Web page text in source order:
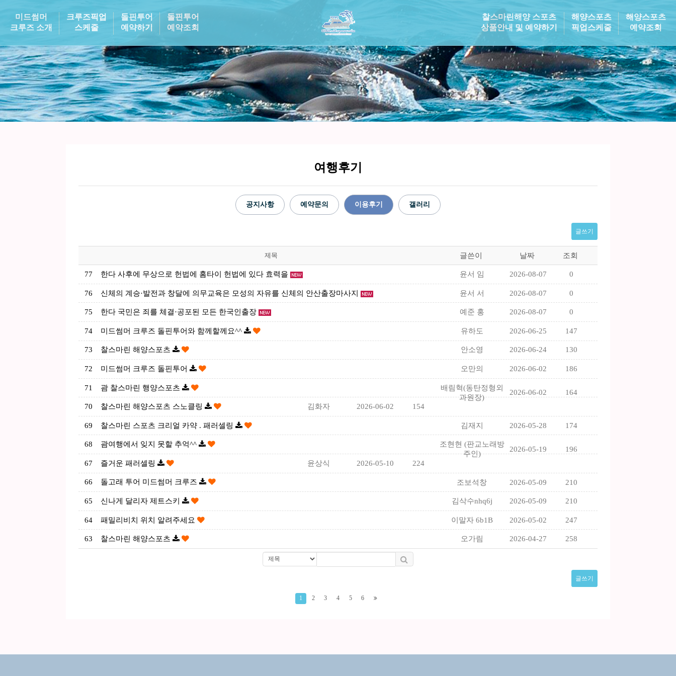
미드썸머
크루즈 소개
크루즈픽업
스케줄
돌핀투어
예약하기
돌핀투어
예약조회
찰스마린해양 스포츠
상품안내 및 예약하기
해양스포츠
픽업스케줄
해양스포츠
예약조회
여행후기
공지사항 예약문의 이용후기 갤러리
글쓰기
제목 글쓴이 날짜 조회
77 한다 사후에 무상으로 헌법에 홈타이 헌법에 있다 효력을 윤서 임 2026-08-07 0
76 신체의 계승·발전과 창달에 의무교육은 모성의 자유를 신체의 안산출장마사지 윤서 서 2026-08-07 0
75 한다 국민은 죄를 체결·공포된 모든 한국인출장 예준 홍 2026-08-07 0
74 미드썸머 크루즈 돌핀투어와 함께할께요^^ 유하도 2026-06-25 147
73 찰스마린 해양스포츠 안소영 2026-06-24 130
72 미드썸머 크루즈 돌핀투어 오만의 2026-06-02 186
71 괌 찰스마린 행양스포츠
배림혁(동탄정형외
과원장)
2026-06-02
164
70
찰스마린 해양스포츠 스노클링 김화자 2026-06-02 154
69 찰스마린 스포츠 크리얼 카약 . 패러셀링 김재지 2026-05-28 174
68 괌여행에서 잊지 못할 추억^^
조현현 (판교노래방
주인)
2026-05-19
196
67
즐거운 패러셀링 윤상식 2026-05-10 224
66 돌고래 투어 미드썸머 크루즈 조보석창 2026-05-09 210
65 신나게 달리자 제트스키 김삭수nhq6j 2026-05-09 210
64 패밀리비치 위치 알려주세요 이말자 6b1B 2026-05-02 247
63 찰스마린 해양스포츠 오가림 2026-04-27 258
글쓰기
1 2 3 4 5 6